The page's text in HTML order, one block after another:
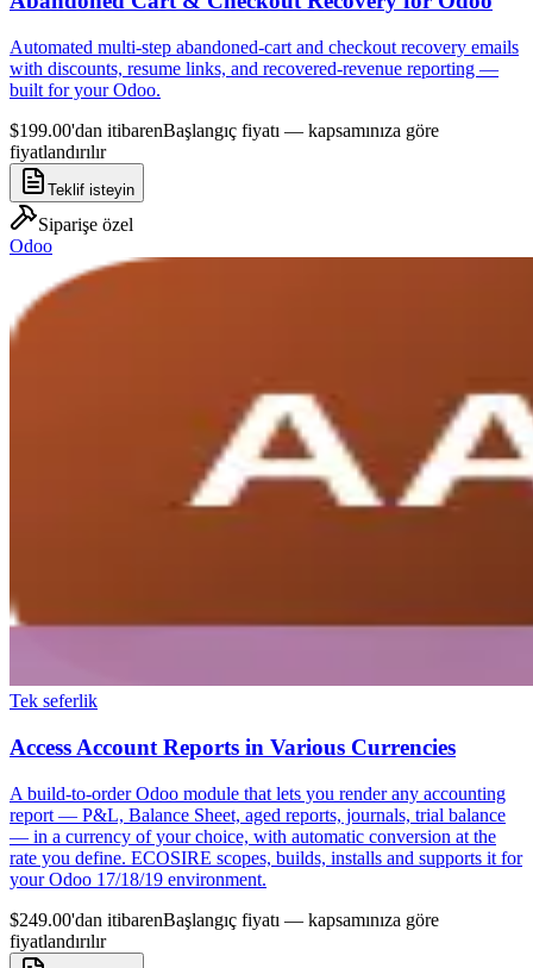
Automated multi-step abandoned-cart and checkout recovery emails
with discounts, resume links, and recovered-revenue reporting —
built for your Odoo.
$199.00'dan itibarenBaşlangıç fiyatı — kapsamınıza göre
fiyatlandırılır
Teklif isteyin
Siparişe özel
Odoo
Tek seferlik
Access Account Reports in Various Currencies
A build-to-order Odoo module that lets you render any accounting
report — P&L, Balance Sheet, aged reports, journals, trial balance
— in a currency of your choice, with automatic conversion at the
rate you define. ECOSIRE scopes, builds, installs and supports it for
your Odoo 17/18/19 environment.
$249.00'dan itibarenBaşlangıç fiyatı — kapsamınıza göre
fiyatlandırılır